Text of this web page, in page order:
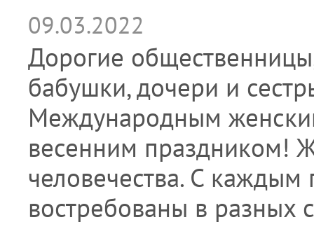
09.03.2022
Дорогие
бабушки, дочери и
Международным
весенним праздником!
человечества. С
востребованы в разных